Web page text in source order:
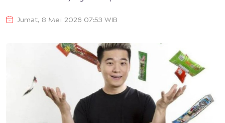
Jumat, 8 Mei 2026 07:53 WIB